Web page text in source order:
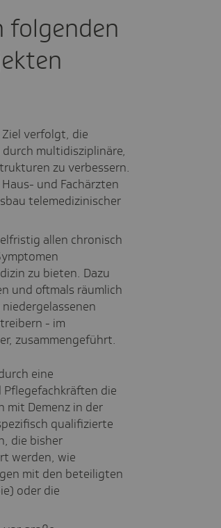
folgenden
verfolgt, die
multidisziplinäre,
zu verbessern.
und Fachärzten
telemedizinischer
allen chronisch
zu bieten. Dazu
und oftmals räumlich
- im
zusammengeführt.
eine
die
mit Demenz in der
qualifizierte
die bisher
werden, wie
mit den beteiligten
oder die